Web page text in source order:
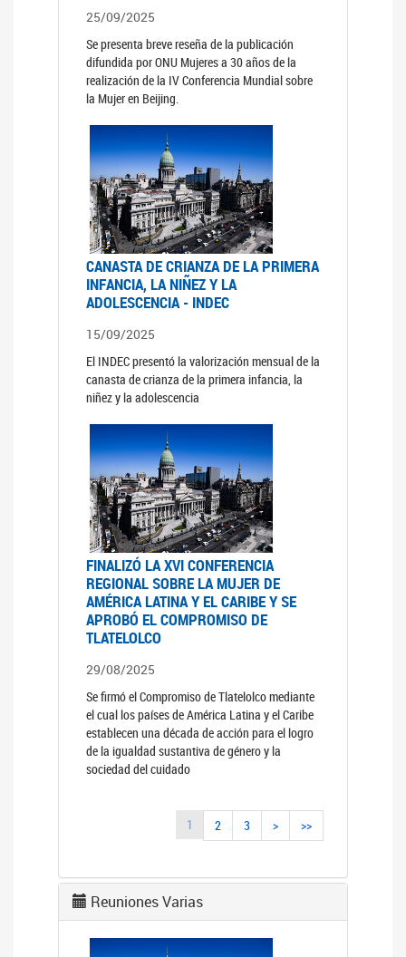
25/09/2025
Se presenta breve reseña de la publicación
difundida por ONU Mujeres a 30 años de la
realización de la IV Conferencia Mundial sobre
la Mujer en Beijing.
CANASTA DE CRIANZA DE LA PRIMERA
INFANCIA, LA NIÑEZ Y LA
ADOLESCENCIA - INDEC
15/09/2025
El INDEC presentó la valorización mensual de la
canasta de crianza de la primera infancia, la
niñez y la adolescencia
FINALIZÓ LA XVI CONFERENCIA
REGIONAL SOBRE LA MUJER DE
AMÉRICA LATINA Y EL CARIBE Y SE
APROBÓ EL COMPROMISO DE
TLATELOLCO
29/08/2025
Se firmó el Compromiso de Tlatelolco mediante
el cual los países de América Latina y el Caribe
establecen una década de acción para el logro
de la igualdad sustantiva de género y la
sociedad del cuidado
1 2 3 > >>
Reuniones Varias